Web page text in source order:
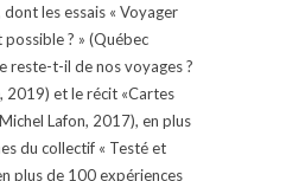
les essais « Voyager
? » (Québec
reste-t-il de nos voyages ?
2019) et le récit «Cartes
Lafon, 2017), en plus
du collectif « Testé et
plus de 100 expériences